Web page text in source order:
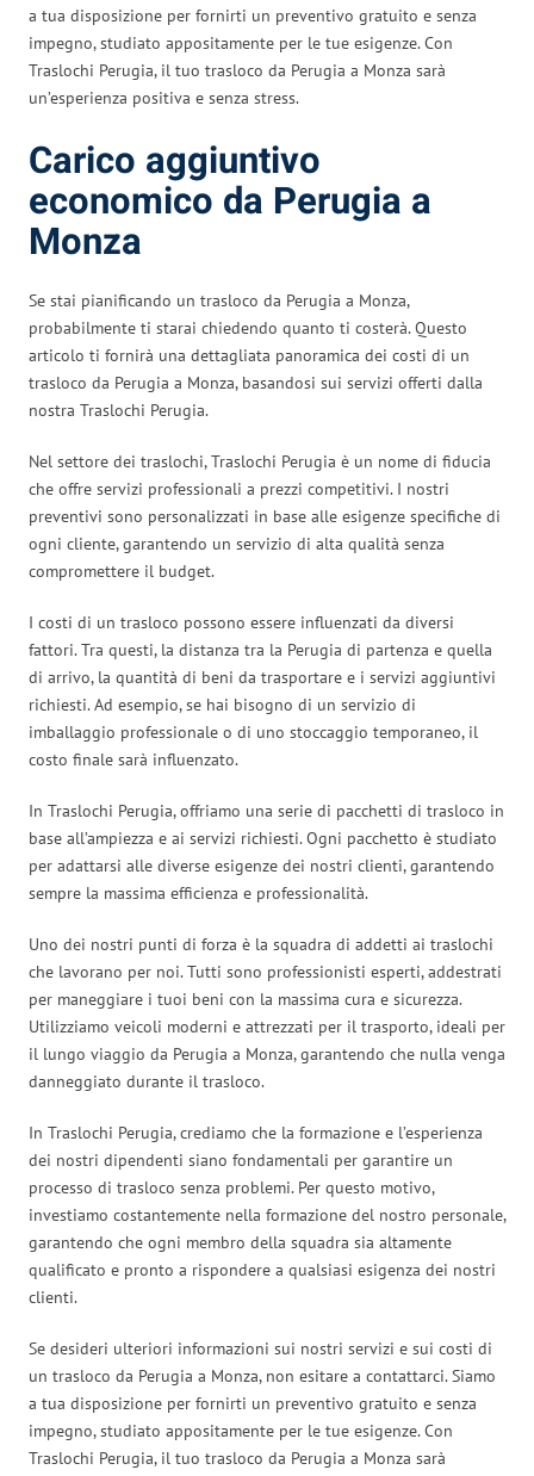
a tua disposizione per fornirti un preventivo gratuito e senza
impegno, studiato appositamente per le tue esigenze. Con
Traslochi Perugia, il tuo trasloco da Perugia a Monza sarà
un’esperienza positiva e senza stress.
Carico aggiuntivo
economico da Perugia a
Monza
Se stai pianificando un trasloco da Perugia a Monza,
probabilmente ti starai chiedendo quanto ti costerà. Questo
articolo ti fornirà una dettagliata panoramica dei costi di un
trasloco da Perugia a Monza, basandosi sui servizi offerti dalla
nostra Traslochi Perugia.
Nel settore dei traslochi, Traslochi Perugia è un nome di fiducia
che offre servizi professionali a prezzi competitivi. I nostri
preventivi sono personalizzati in base alle esigenze specifiche di
ogni cliente, garantendo un servizio di alta qualità senza
compromettere il budget.
I costi di un trasloco possono essere influenzati da diversi
fattori. Tra questi, la distanza tra la Perugia di partenza e quella
di arrivo, la quantità di beni da trasportare e i servizi aggiuntivi
richiesti. Ad esempio, se hai bisogno di un servizio di
imballaggio professionale o di uno stoccaggio temporaneo, il
costo finale sarà influenzato.
In Traslochi Perugia, offriamo una serie di pacchetti di trasloco in
base all’ampiezza e ai servizi richiesti. Ogni pacchetto è studiato
per adattarsi alle diverse esigenze dei nostri clienti, garantendo
sempre la massima efficienza e professionalità.
Uno dei nostri punti di forza è la squadra di addetti ai traslochi
che lavorano per noi. Tutti sono professionisti esperti, addestrati
per maneggiare i tuoi beni con la massima cura e sicurezza.
Utilizziamo veicoli moderni e attrezzati per il trasporto, ideali per
il lungo viaggio da Perugia a Monza, garantendo che nulla venga
danneggiato durante il trasloco.
In Traslochi Perugia, crediamo che la formazione e l’esperienza
dei nostri dipendenti siano fondamentali per garantire un
processo di trasloco senza problemi. Per questo motivo,
investiamo costantemente nella formazione del nostro personale,
garantendo che ogni membro della squadra sia altamente
qualificato e pronto a rispondere a qualsiasi esigenza dei nostri
clienti.
Se desideri ulteriori informazioni sui nostri servizi e sui costi di
un trasloco da Perugia a Monza, non esitare a contattarci. Siamo
a tua disposizione per fornirti un preventivo gratuito e senza
impegno, studiato appositamente per le tue esigenze. Con
Traslochi Perugia, il tuo trasloco da Perugia a Monza sarà